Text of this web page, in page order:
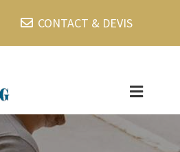
CONTACT & DEVIS